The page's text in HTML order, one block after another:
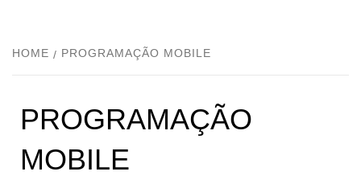
HOME PROGRAMAÇÃO MOBILE
PROGRAMAÇÃO
MOBILE